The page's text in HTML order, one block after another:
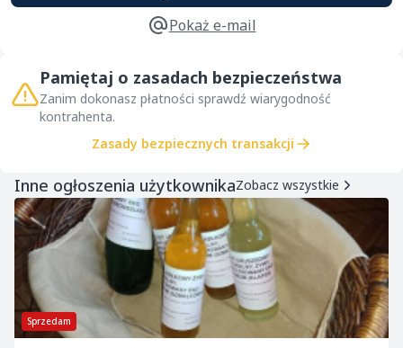
Pokaż e-mail
Pamiętaj o zasadach bezpieczeństwa
Zanim dokonasz płatności sprawdź wiarygodność
kontrahenta.
Zasady bezpiecznych transakcji
Inne ogłoszenia użytkownikaZobacz wszystkie
Sprzedam